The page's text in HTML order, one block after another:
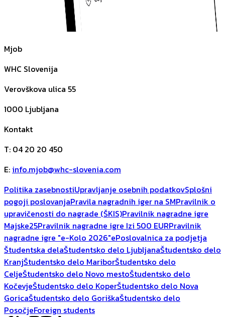
Mjob
WHC Slovenija
Verovškova ulica 55
1000 Ljubljana
Kontakt
T: 04 20 20 450
E: info.mjob@whc-slovenia.com
Politika zasebnostiUpravljanje osebnih podatkovSplošni
pogoji poslovanjaPravila nagradnih iger na SMPravilnik o
upravičenosti do nagrade (ŠKIS)Pravilnik nagradne igre
Majske25Pravilnik nagradne igre Izi 500 EURPravilnik
nagradne igre "e-Kolo 2026"ePoslovalnica za podjetja
Študentska delaŠtudentsko delo LjubljanaŠtudentsko delo
KranjŠtudentsko delo MariborŠtudentsko delo
CeljeŠtudentsko delo Novo mestoŠtudentsko delo
KočevjeŠtudentsko delo KoperŠtudentsko delo Nova
GoricaŠtudentsko delo GoriškaŠtudentsko delo
PosočjeForeign students